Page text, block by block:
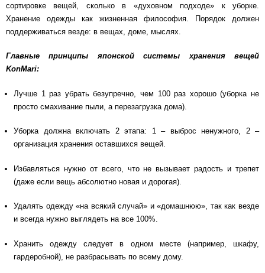
сортировке вещей, сколько в «духовном подходе» к уборке.
Хранение одежды как жизненная философия. Порядок должен
поддерживаться везде: в вещах, доме, мыслях.
Главные принципы японской системы хранения вещей
KonMari:
Лучше 1 раз убрать безупречно, чем 100 раз хорошо (уборка не
просто смахивание пыли, а перезагрузка дома).
Уборка должна включать 2 этапа: 1 – выброс ненужного, 2 –
организация хранения оставшихся вещей.
Избавляться нужно от всего, что не вызывает радость и трепет
(даже если вещь абсолютно новая и дорогая).
Удалять одежду «на всякий случай» и «домашнюю», так как везде
и всегда нужно выглядеть на все 100%.
Хранить одежду следует в одном месте (например, шкафу,
гардеробной), не разбрасывать по всему дому.